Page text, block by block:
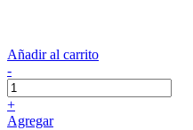
Añadir al carrito
-
+
Agregar